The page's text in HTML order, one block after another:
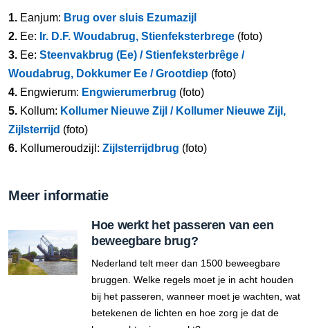
1. Eanjum: Brug over sluis Ezumazijl
2. Ee: Ir. D.F. Woudabrug, Stienfeksterbrege (foto)
3. Ee: Steenvakbrug (Ee) / Stienfeksterbrêge /
Woudabrug, Dokkumer Ee / Grootdiep (foto)
4. Engwierum: Engwierumerbrug (foto)
5. Kollum: Kollumer Nieuwe Zijl / Kollumer Nieuwe Zijl,
Zijlsterrijd (foto)
6. Kollumeroudzijl: Zijlsterrijdbrug (foto)
Meer informatie
Hoe werkt het passeren van een
beweegbare brug?
Nederland telt meer dan 1500 beweegbare
bruggen. Welke regels moet je in acht houden
bij het passeren, wanneer moet je wachten, wat
betekenen de lichten en hoe zorg je dat de